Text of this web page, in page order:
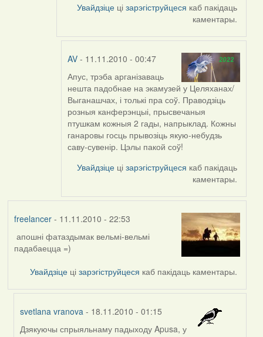
Увайдзіце цізарэгіструйцеся каб пакідаць
каментары.
AV- 11.11.2010 - 00:47
In
reply
to
by
svetlana
vranova
Апус, трэба арганізаваць
нешта падобнае на экамузей у Целяханах/
Выганашчах, і толькі пра соў. Праводзіць
розныя канферэнцыі, прысвечаныя
птушкам кожныя 2 гады, напрыклад. Кожны
ганаровы госць прывозіць якую-небудзь
саву-сувенір. Цэлы пакой соў!
Увайдзіце цізарэгіструйцеся каб пакідаць
каментары.
freelancer- 11.11.2010 - 22:53
апошні фатаздымак вельмі-вельмі
падабаецца =)
Увайдзіце цізарэгіструйцеся каб пакідаць каментары.
svetlana vranova - 18.11.2010 - 01:15
In
Дзякуючы спрыяльнаму падыходу Apusa, у